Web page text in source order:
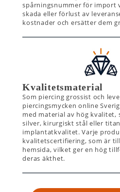
spårningsnummer för import
skada eller förlust av
kostnader och ersätter dem
Kvalitetsmaterial
Som piercing grossist och
piercingsmycken online
med material av hög kvalitet,
silver, kirurgiskt stål eller
implantatkvalitet. Varje
kvalitetscertifiering, som är
hemsida, vilket ger en hög
deras äkthet.